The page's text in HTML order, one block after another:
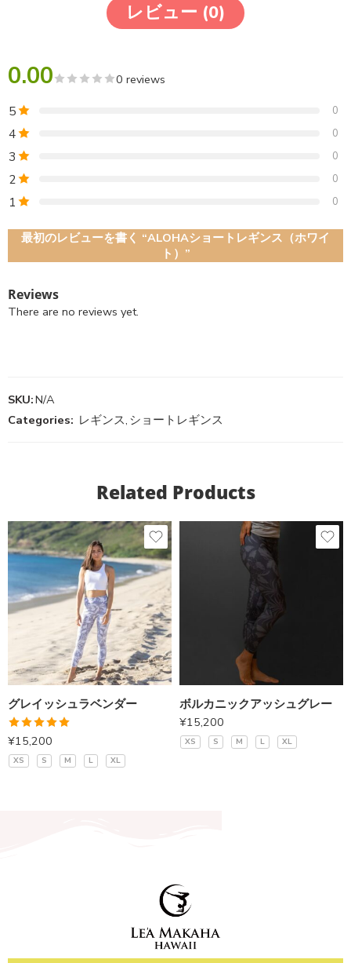
レビュー (0)
0.00 0 reviews
5 0
4 0
3 0
2 0
1 0
最初のレビューを書く “ALOHAショートレギンス（ホワイ
ト）”
Reviews
There are no reviews yet.
SKU:N/A
Categories: レギンス, ショートレギンス
Related Products
グレイッシュラベンダー
5段階中
5.00の評価
¥15,200
XS S M L XL
ボルカニックアッシュグレー
¥15,200
XS S M L XL